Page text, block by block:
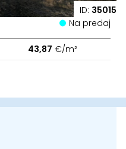
ID: 35015
Na predaj
43,87 €/m²